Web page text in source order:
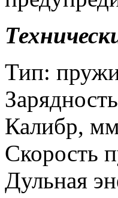
Тип:
Калибр,
Скорость
Дульная